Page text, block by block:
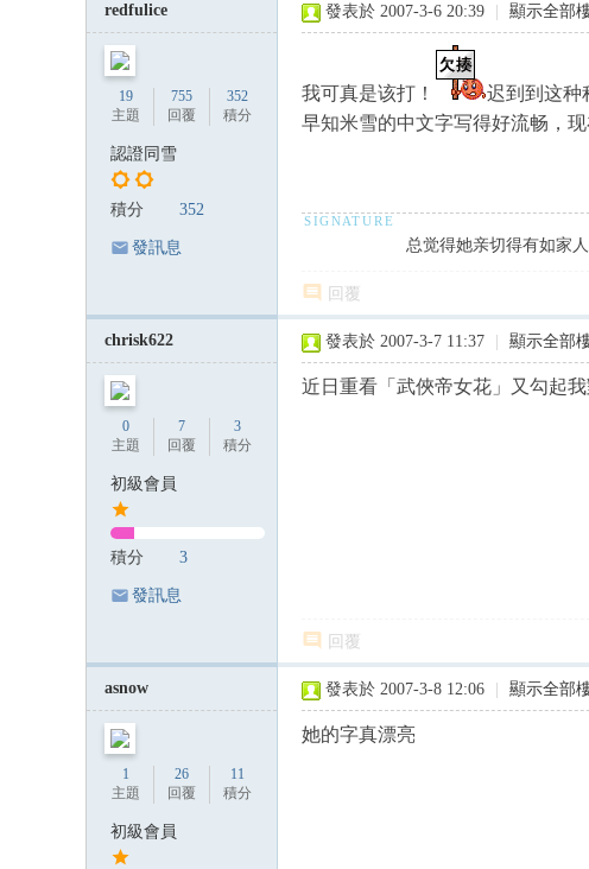
redfulice
19
主題
755
回覆
352
積分
認證同雪
積分 352
發訊息
發表於 2007-3-6 20:39 顯示全部
我可真是该打！ 迟到到这种
早知米雪的中文字写得好流畅，
总觉得她亲切得有如家
回覆
chrisk622
0
主題
7
回覆
3
積分
初級會員
積分 3
發訊息
發表於 2007-3-7 11:37 顯示全部
近日重看「武俠帝女花」又勾起
回覆
asnow
1
主題
26
回覆
11
積分
初級會員
發表於 2007-3-8 12:06 顯示全部
她的字真漂亮